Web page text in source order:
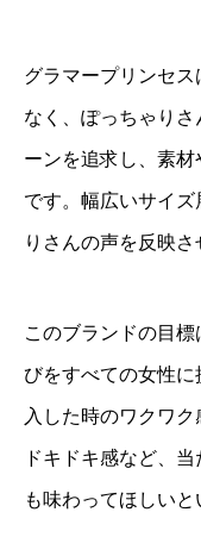
グラマープリンセ
なく、ぽっちゃり
ーンを追求し、素
です。幅広いサイ
りさんの声を反映さ
このブランドの目
びをすべての女性
入した時のワクワ
ドキドキ感など、
も味わってほしいと